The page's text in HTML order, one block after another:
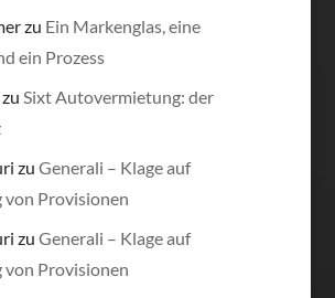
zu Ein Markenglas, eine
ein Prozess
Sixt Autovermietung: der
zu Generali – Klage auf
von Provisionen
zu Generali – Klage auf
von Provisionen